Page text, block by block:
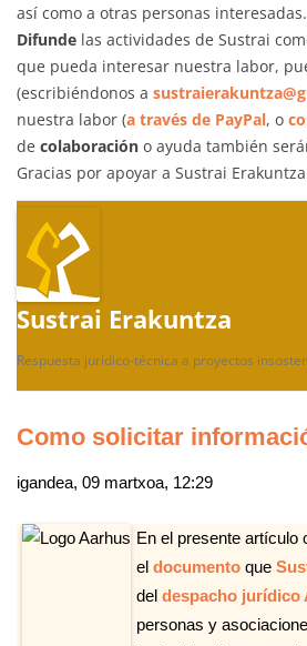
así como a otras personas interesadas.
Difunde las actividades de Sustrai
que pueda interesar nuestra labor,
(escribiéndonos a
nuestra labor (a través de PayPal, o
decolaboración o ayuda también
Gracias por apoyar a Sustrai
Sustrai Erakuntza
Respuesta jurídico-técnica a proyectos
Como solicitar
igandea, 09 martxoa, 12:29
En el presente artículo
eldocumento que
deldespacho jurídico
personas y